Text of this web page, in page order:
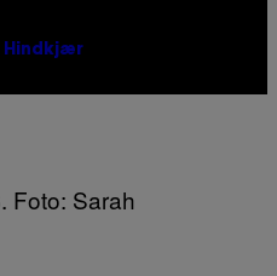
Hindkjær